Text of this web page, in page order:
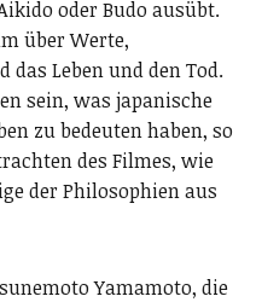
oder Budo ausübt.
über Werte,
Leben und den Tod.
sein, was japanische
zu bedeuten haben, so
des Filmes, wie
der Philosophien aus
Yamamoto, die